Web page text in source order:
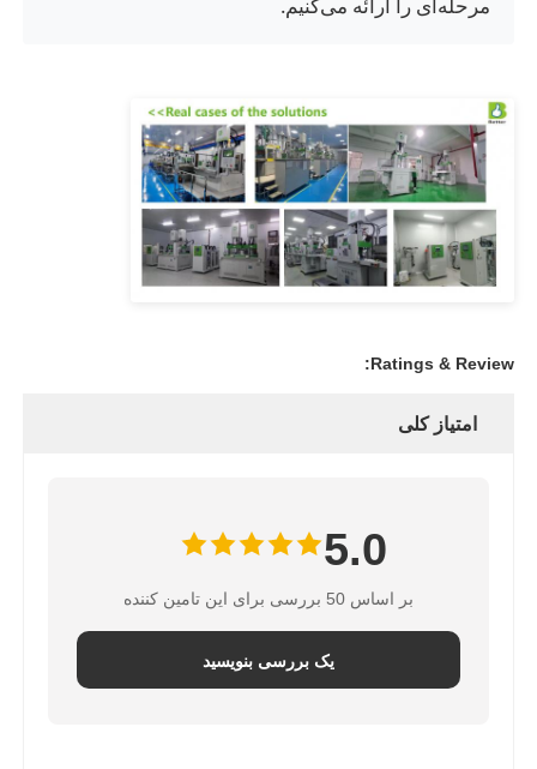
Ratings & Review:
امتیاز کلی
5.0
بر اساس 50 بررسی برای این تامین کننده
یک بررسی بنویسید